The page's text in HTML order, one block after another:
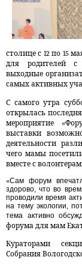
столице с 12 по 15
для родителей с
выходные
самых активных
С самого утра
открылась
мероприятие
выставки
деятельности
чего мамы
вместе с
«Сам форум
здорово, что во
проводили время
на тему экологии,
тема активно
форума для мам
Кураторами
Собрания